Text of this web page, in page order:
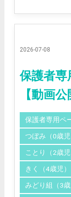
2026-07-08
保護者
【動画公
保護者専用ペ
つぼみ（0歳児
ことり（2歳児
きく（4歳児）
みどり組（3歳